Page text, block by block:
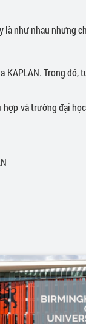
là như nhau nhưng
Trong đó,
và trường đại